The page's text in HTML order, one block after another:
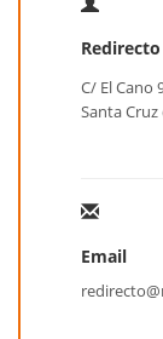
Redirecto
C/ El Cano
Santa
Email